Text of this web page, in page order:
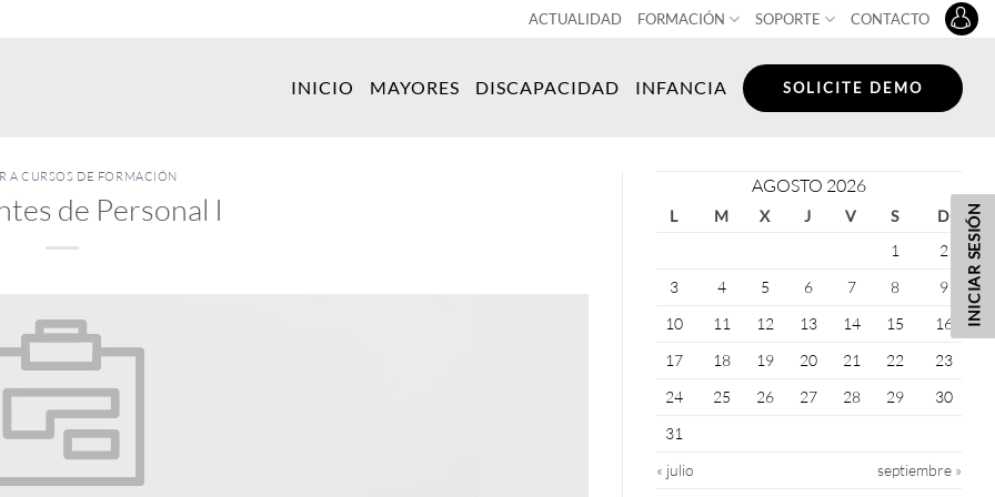
ACTUALIDAD FORMACIÓN SOPORTE CONTACTO
INICIO MAYORES DISCAPACIDAD INFANCIA SOLICITE DEMO
A CURSOS DE FORMACIÓN
de Personal I
AGOSTO 2026
L M X J V S
D
1
2
3
4 5 6 7 8
9
10
11 12 13 14 15
16
17
18 19 20 21 22
23
24
25 26 27 28 29
30
31
« julio
septiembre »
INICIAR SESIÓN